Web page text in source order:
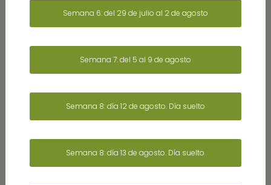
Semana 6: del 29 de julio al 2 de agosto
Semana 7: del 5 al 9 de agosto
Semana 8: día 12 de agosto. Día suelto
Semana 8: día 13 de agosto. Día suelto